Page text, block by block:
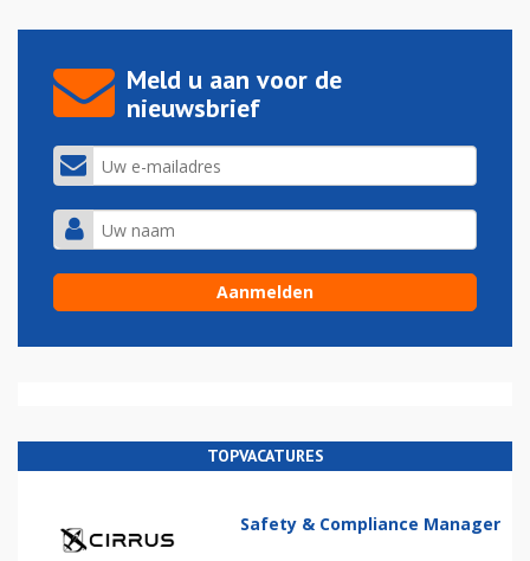
Meld u aan voor de
nieuwsbrief
TOPVACATURES
Safety & Compliance Manager